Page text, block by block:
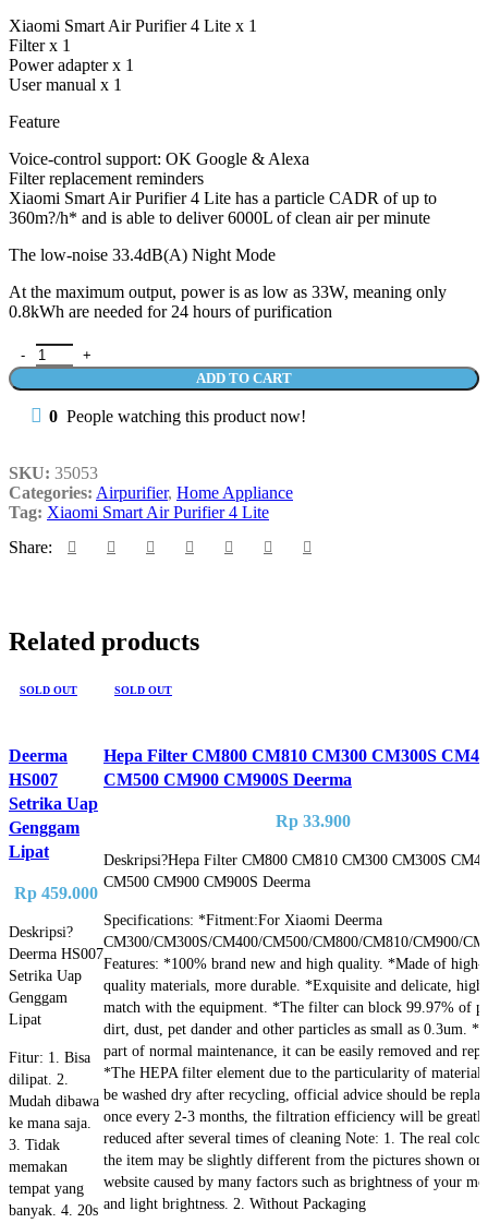
Xiaomi Smart Air Purifier 4 Lite x 1
Filter x 1
Power adapter x 1
User manual x 1
Feature
Voice-control support: OK Google & Alexa
Filter replacement reminders
Xiaomi Smart Air Purifier 4 Lite has a particle CADR of up to
360m?/h* and is able to deliver 6000L of clean air per minute
The low-noise 33.4dB(A) Night Mode
At the maximum output, power is as low as 33W, meaning only
0.8kWh are needed for 24 hours of purification
Xiaomi Smart Air Purifier 4 Lite - Penjernih Udara - Garansi Resmi
ADD TO CART
0 People watching this product now!
SKU: 35053
Categories: Airpurifier, Home Appliance
Tag: Xiaomi Smart Air Purifier 4 Lite
Share:
Related products
SOLD OUT
Deerma
HS007
Setrika Uap
Genggam
Lipat
Rp 459.000
Deskripsi?
Deerma HS007
Setrika Uap
Genggam
Lipat
Fitur: 1. Bisa
dilipat. 2.
Mudah dibawa
ke mana saja.
3. Tidak
memakan
tempat yang
banyak. 4. 20s
SOLD OUT
Hepa Filter CM800 CM810 CM300 CM300S
CM500 CM900 CM900S Deerma
Rp33.900
Deskripsi?Hepa Filter CM800 CM810 CM300 CM300S
CM500 CM900 CM900S Deerma
Specifications: *Fitment:For Xiaomi Deerma
CM300/CM300S/CM400/CM500/CM800/CM810/CM900/
Features: *100% brand new and high quality. *Made of high-
quality materials, more durable. *Exquisite and delicate,
match with the equipment. *The filter can block 99.97% of
dirt, dust, pet dander and other particles as small as 0.3um.
part of normal maintenance, it can be easily removed and
*The HEPA filter element due to the particularity of material
be washed dry after recycling, official advice should be
once every 2-3 months, the filtration efficiency will be greatly
reduced after several times of cleaning Note: 1. The real
the item may be slightly different from the pictures shown on
website caused by many factors such as brightness of your
and light brightness. 2. Without Packaging